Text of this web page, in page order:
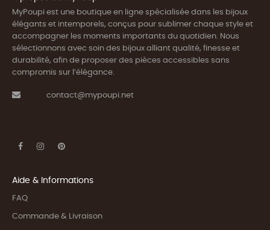
MyPoupi est une boutique en ligne spécialisée dans les bijoux
élégants et intemporels, conçus pour sublimer chaque style et
accompagner les moments importants du quotidien. Nous
sélectionnons avec soin des bijoux alliant qualité, finesse et
durabilité, afin de proposer des pièces accessibles sans
compromis sur l’élégance.
contact@mypoupi.net
Aide & Informations
FAQ
Commande & Livraison